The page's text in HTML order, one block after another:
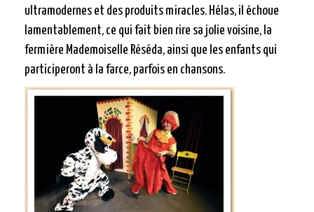
ultramodernes et des produits miracles. Hélas, il échoue
lamentablement, ce qui fait bien rire sa jolie voisine, la
fermière Mademoiselle Réséda, ainsi que les enfants qui
participeront à la farce, parfois en chansons.